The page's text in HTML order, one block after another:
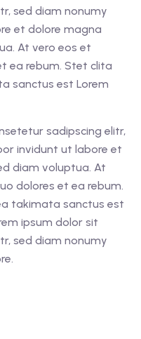
sed diam nonumy
et dolore magna
At vero eos et
ea rebum. Stet clita
sanctus est Lorem
sadipscing elitr,
invidunt ut labore et
diam voluptua. At
dolores et ea rebum.
takimata sanctus est
ipsum dolor sit
sed diam nonumy